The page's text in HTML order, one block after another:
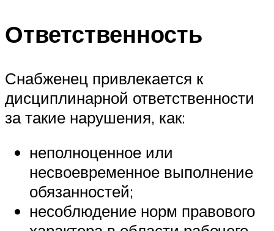
Ответственность
Снабженец привлекается к
дисциплинарной ответственности
за такие нарушения, как:
неполноценное или
несвоевременное выполнение
обязанностей;
несоблюдение норм правового